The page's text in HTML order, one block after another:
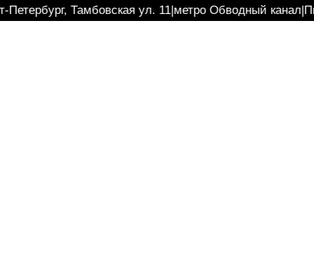
Петербург, Тамбовская ул. 11|метро Обводный канал|